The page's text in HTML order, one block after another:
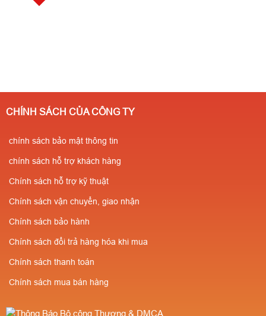
CHÍNH SÁCH CỦA CÔNG TY
chính sách bảo mật thông tin
chính sách hỗ trợ khách hàng
Chính sách hỗ trợ kỹ thuật
Chính sách vận chuyển, giao nhận
Chính sách bảo hành
Chính sách đổi trả hàng hóa khi mua
Chính sách thanh toán
Chính sách mua bán hàng